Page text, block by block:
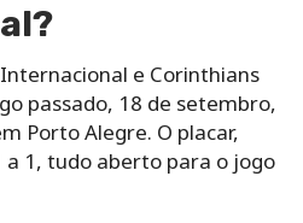
e Corinthians
passado, 18 de setembro,
Porto Alegre. O placar,
1, tudo aberto para o jogo